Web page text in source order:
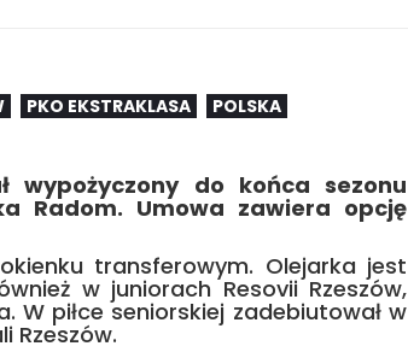
PKO EKSTRAKLASA
POLSKA
wypożyczony do końca sezonu
Radom. Umowa zawiera opcję
transferowym. Olejarka jest
w juniorach Resovii Rzeszów,
W piłce seniorskiej zadebiutował w
Rzeszów.